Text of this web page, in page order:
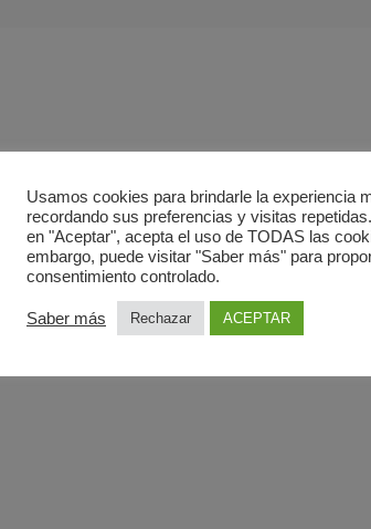
en Coslada
Usamos cookies para brindarle la experiencia
recordando sus preferencias y visitas
en "Aceptar", acepta el uso de TODAS las
embargo, puede visitar "Saber más" para
consentimiento controlado.
Saber más Rechazar ACEPTAR